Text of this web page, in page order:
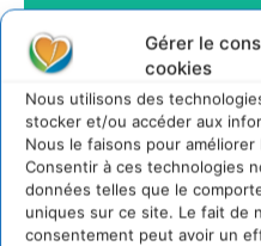
Gérer le
cookies
Nous utilisons des
stocker et/ou accéder aux
Nous le faisons pour améliorer
Consentir à ces technologies
données telles que le
uniques sur ce site. Le fait de
consentement peut avoir un
JE